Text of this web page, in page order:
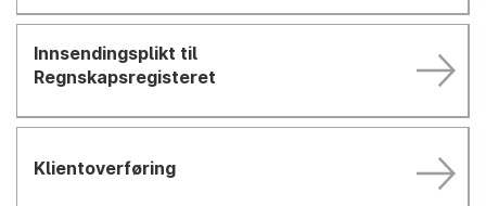
Innsendingsplikt til
Regnskapsregisteret
Klientoverføring